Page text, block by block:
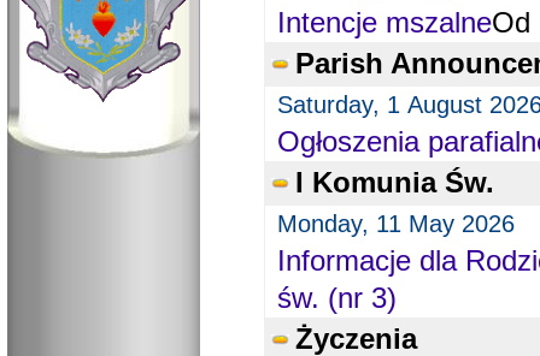
Intencje mszalneOd
Parish
Saturday, 1 August
Ogłoszenia
I Komunia Św.
Monday, 11 May 2026
Informacje dla
św. (nr 3)
Życzenia